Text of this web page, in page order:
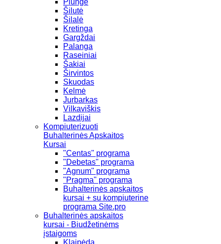
Šilutė
Šilalė
Kretinga
Gargždai
Palanga
Raseiniai
Šakiai
Širvintos
Skuodas
Kelmė
Jurbarkas
Vilkaviškis
Lazdijai
Kompiuterizuoti
Buhalterinės Apskaitos
Kursai
"Centas" programa
"Debetas" programa
"Agnum" programa
"Pragma" programa
Buhalterinės apskaitos
kursai + su kompiuterine
programa Site.pro
Buhalterinės apskaitos
kursai - Biudžetinėms
įstaigoms
Klaipėda